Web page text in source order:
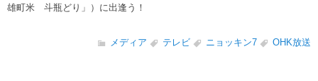
雄町米 斗瓶どり」）に出逢う！
メディア テレビ ニョッキン7 OHK放送